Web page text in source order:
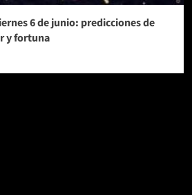
6 de junio: predicciones de
y fortuna